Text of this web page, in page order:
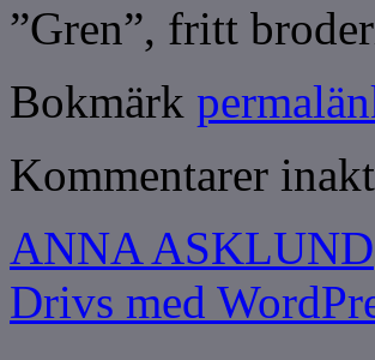
”Gren”, fritt
Bokmärk
Kommentarer
ANNA ASKLUND
Drivs med